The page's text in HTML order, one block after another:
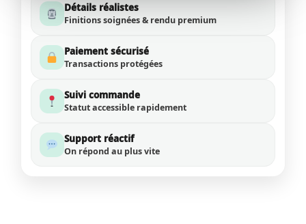
Détails réalistes
Finitions soignées & rendu premium
Paiement sécurisé
Transactions protégées
Suivi commande
Statut accessible rapidement
Support réactif
On répond au plus vite